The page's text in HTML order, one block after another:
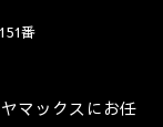
番
マックスにお任